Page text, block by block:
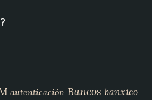
autenticación Bancos banxico